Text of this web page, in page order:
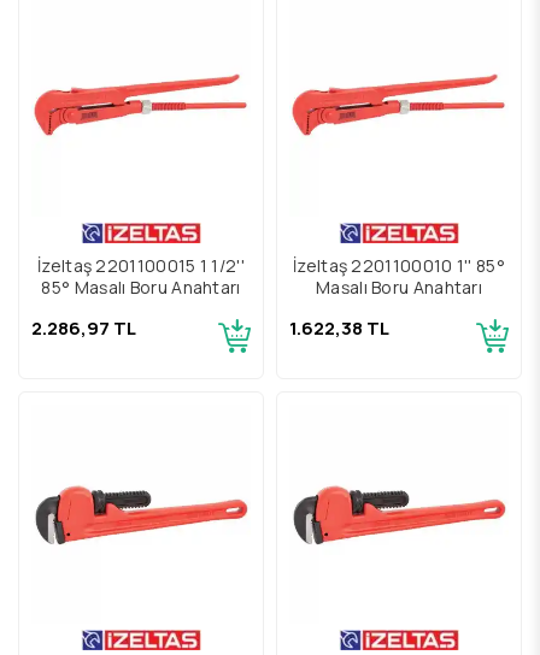
İzeltaş 2201100015 1 1/2''
85° Maşalı Boru Anahtarı
2.286,97 TL
İzeltaş 2201100010 1'' 85°
Maşalı Boru Anahtarı
1.622,38 TL